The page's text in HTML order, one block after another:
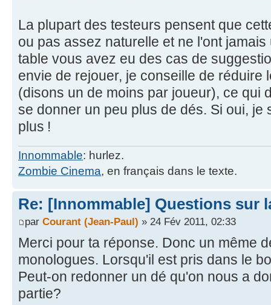
La plupart des testeurs pensent que
ou pas assez naturelle et ne l'ont
table vous avez eu des cas de
envie de rejouer, je conseille de réduire
(disons un de moins par joueur), ce qui
se donner un peu plus de dés. Si oui, je
plus !
Innommable: hurlez.
Zombie Cinema, en français dans le texte.
Re: [Innommable] Questions sur
par Courant (Jean-Paul) » 24 Fév 2011, 02:33
Merci pour ta réponse. Donc un même
monologues. Lorsqu'il est pris dans le
Peut-on redonner un dé qu'on nous a
partie?